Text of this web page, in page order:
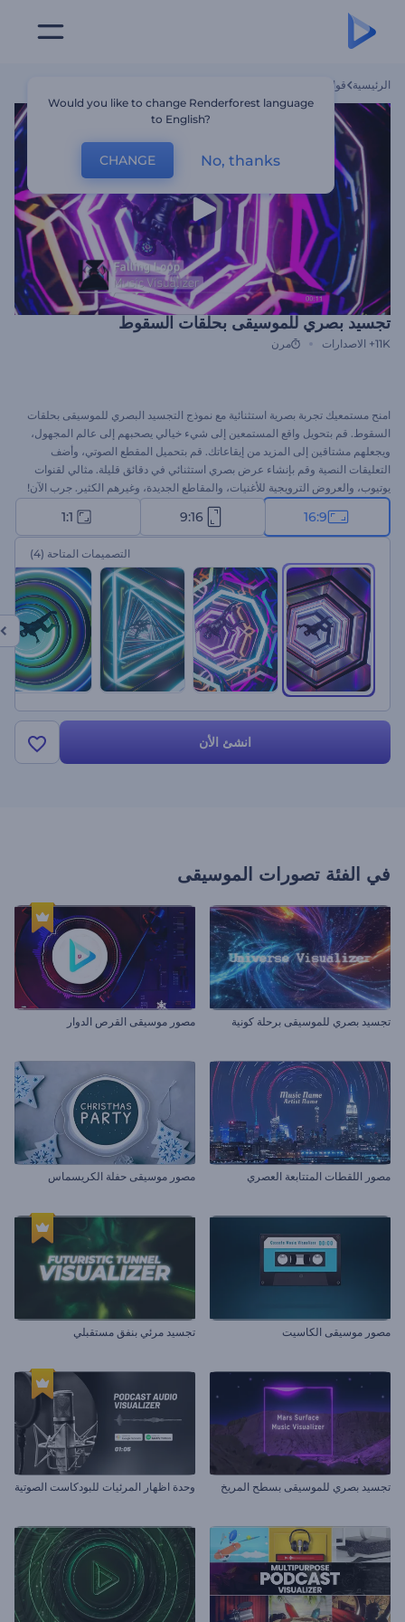
الرئيسية قوالب
تجسيد بصري للموسيقى بحلقات السقوط
11K+ الاصدارات مرن
امنح مستمعيك تجربة بصرية استثنائية مع نموذج التجسيد البصري للموسيقى بحلقات
السقوط. قم بتحويل واقع المستمعين إلى شيء خيالي يصحبهم إلى عالم المجهول،
ويجعلهم مشتاقين إلى المزيد من إيقاعاتك. قم بتحميل المقطع الصوتي، وأضف
التعليقات النصية وقم بإنشاء عرض بصري استثنائي في دقائق قليلة. مثالي لقنوات
يوتيوب، والعروض الترويجية للأغنيات، والمقاطع الجديدة، وغيرهم الكثير. جرب الآن!
16:9
9:16
1:1
التصميمات المتاحة (4)
انشئ الأن
في الفئة تصورات الموسيقى
تجسيد بصري للموسيقى برحلة كونية مصور موسيقى القرص الدوار
مصور اللقطات المتتابعة العصري مصور موسيقى حفلة الكريسماس
مصور موسيقى الكاسيت تجسيد مرئي بنفق مستقبلي
تجسيد بصري للموسيقى بسطح المريخ وحدة اظهار المرئيات للبودكاست الصوتية
Would you like to change Renderforest language
to English?
CHANGE No, thanks